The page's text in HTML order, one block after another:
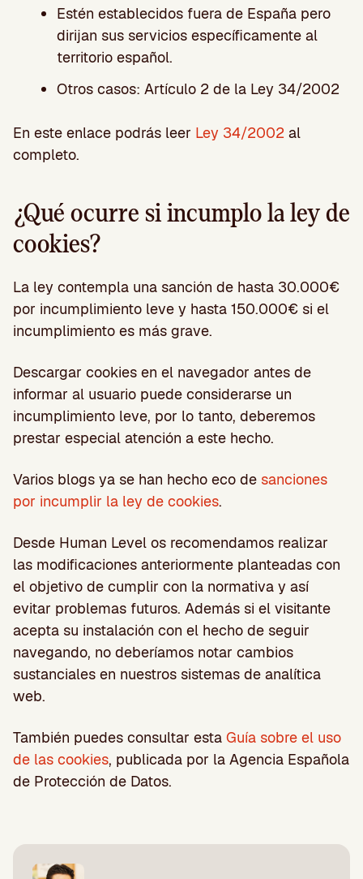
Estén establecidos fuera de España pero
dirijan sus servicios específicamente al
territorio español.
Otros casos: Artículo 2 de la Ley 34/2002
En este enlace podrás leer Ley 34/2002 al
completo.
¿Qué ocurre si incumplo la ley de
cookies?
La ley contempla una sanción de hasta 30.000€
por incumplimiento leve y hasta 150.000€ si el
incumplimiento es más grave.
Descargar cookies en el navegador antes de
informar al usuario puede considerarse un
incumplimiento leve, por lo tanto, deberemos
prestar especial atención a este hecho.
Varios blogs ya se han hecho eco de sanciones
por incumplir la ley de cookies.
Desde Human Level os recomendamos realizar
las modificaciones anteriormente planteadas con
el objetivo de cumplir con la normativa y así
evitar problemas futuros. Además si el visitante
acepta su instalación con el hecho de seguir
navegando, no deberíamos notar cambios
sustanciales en nuestros sistemas de analítica
web.
También puedes consultar esta Guía sobre el uso
de las cookies, publicada por la Agencia Española
de Protección de Datos.